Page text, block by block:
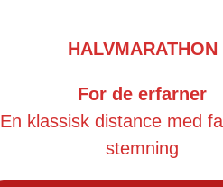
HALVMARATHON
For de erfarner
En klassisk distance med
stemning